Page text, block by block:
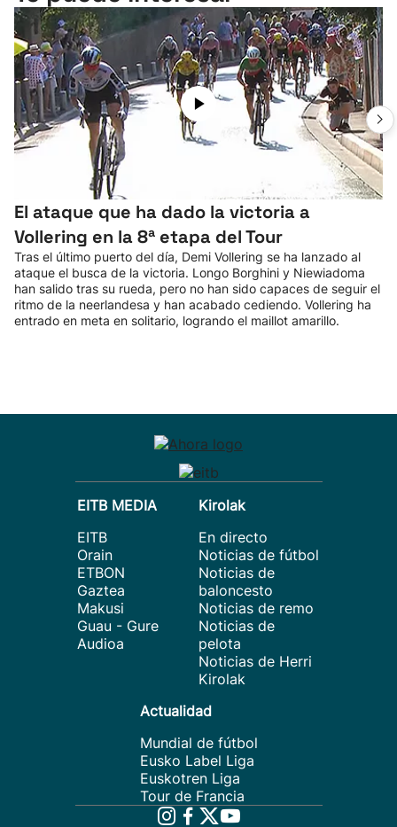
El ataque que ha dado la victoria a
Vollering en la 8ª etapa del Tour
Tras el último puerto del día, Demi Vollering se ha lanzado al
ataque el busca de la victoria. Longo Borghini y Niewiadoma
han salido tras su rueda, pero no han sido capaces de seguir el
ritmo de la neerlandesa y han acabado cediendo. Vollering ha
entrado en meta en solitario, logrando el maillot amarillo.
EITB MEDIA
EITB
Orain
ETBON
Gaztea
Makusi
Guau - Gure
Audioa
Kirolak
En directo
Noticias de fútbol
Noticias de
baloncesto
Noticias de remo
Noticias de
pelota
Noticias de Herri
Kirolak
Actualidad
Mundial de fútbol
Eusko Label Liga
Euskotren Liga
Tour de Francia